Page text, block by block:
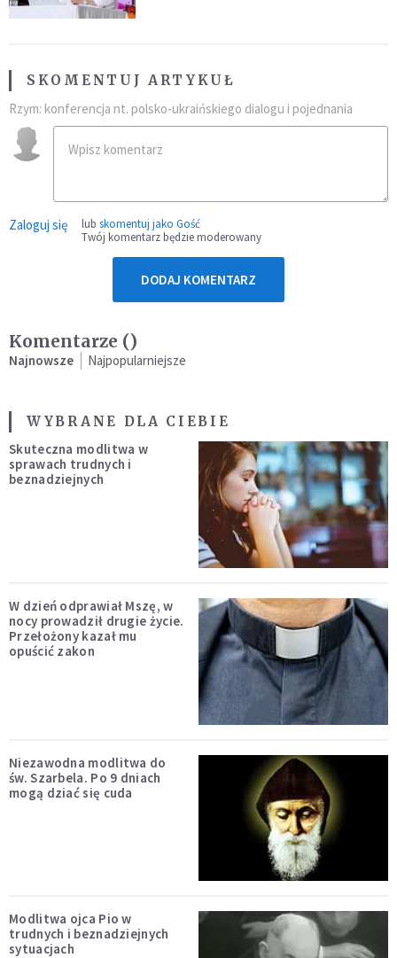
SKOMENTUJ ARTYKUŁ
Rzym: konferencja nt. polsko-ukraińskiego dialogu i pojednania
Zaloguj się lub skomentuj jako Gość
Twój komentarz będzie moderowany
DODAJ KOMENTARZ
Komentarze ()
Najnowsze Najpopularniejsze
WYBRANE DLA CIEBIE
Skuteczna modlitwa w
sprawach trudnych i
beznadziejnych
W dzień odprawiał Mszę, w
nocy prowadził drugie życie.
Przełożony kazał mu
opuścić zakon
Niezawodna modlitwa do
św. Szarbela. Po 9 dniach
mogą dziać się cuda
Modlitwa ojca Pio w
trudnych i beznadziejnych
sytuacjach